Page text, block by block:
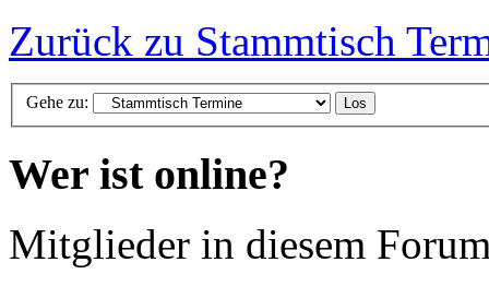
Zurück zu Stammtisch
Gehe zu:
Wer ist online?
Mitglieder in diesem